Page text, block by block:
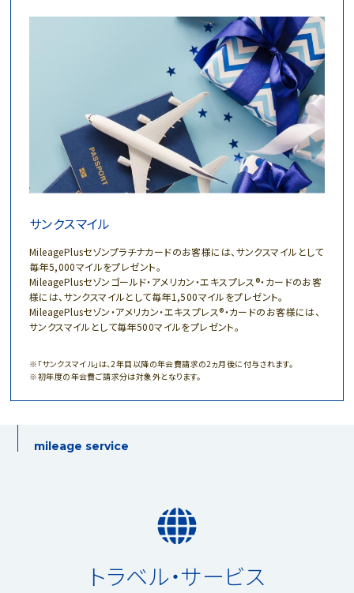
サンクスマイル
MileagePlusセゾンプラチナカードのお客様には、サンクスマイルとして
毎年5,000マイルをプレゼント。
MileagePlusセゾンゴールド・アメリカン・エキスプレス®・カードのお客
様には、サンクスマイルとして毎年1,500マイルをプレゼント。
MileagePlusセゾン・アメリカン・エキスプレス®・カードのお客様には、
サンクスマイルとして毎年500マイルをプレゼント。
「サンクスマイル」は、2年目以降の年会費請求の2ヵ月後に付与されます。
初年度の年会費ご請求分は対象外となります。
mileage service
トラベル・サービス